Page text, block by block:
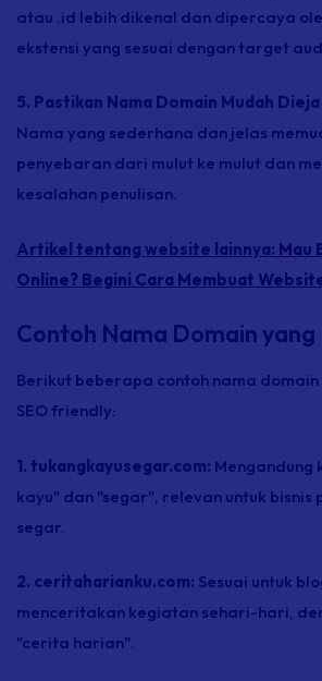
atau .id lebih dikenal dan dipercaya
ekstensi yang sesuai dengan target
5. Pastikan Nama Domain Mudah
Nama yang sederhana dan jelas
penyebaran dari mulut ke mulut dan
kesalahan penulisan.
Artikel tentang website lainnya: Mau
Online? Begini Cara Membuat
Contoh Nama Domain
Berikut beberapa contoh nama
SEOfriendly:
1. tukangkayusegar.com: Mengandung
kayu" dan "segar", relevan untuk bisnis
segar.
2. ceritaharianku.com: Sesuai untuk
menceritakan kegiatan sehari-hari,
"cerita harian".